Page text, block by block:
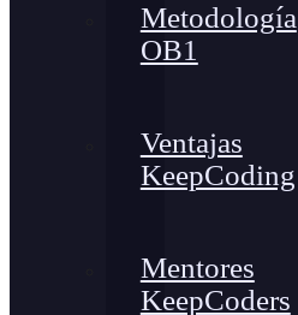
Metodología
OB1
Ventajas
KeepCoding
Mentores
KeepCoders